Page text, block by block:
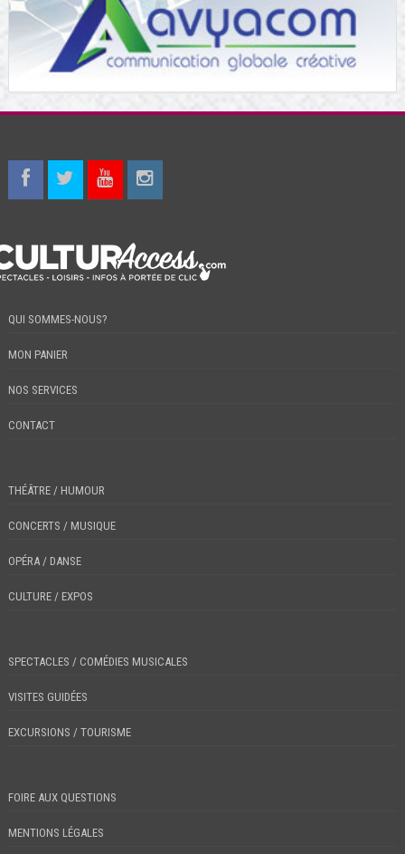
QUI SOMMES-NOUS?
MON PANIER
NOS SERVICES
CONTACT
THÉÂTRE / HUMOUR
CONCERTS / MUSIQUE
OPÉRA / DANSE
CULTURE / EXPOS
SPECTACLES / COMÉDIES MUSICALES
VISITES GUIDÉES
EXCURSIONS / TOURISME
FOIRE AUX QUESTIONS
MENTIONS LÉGALES